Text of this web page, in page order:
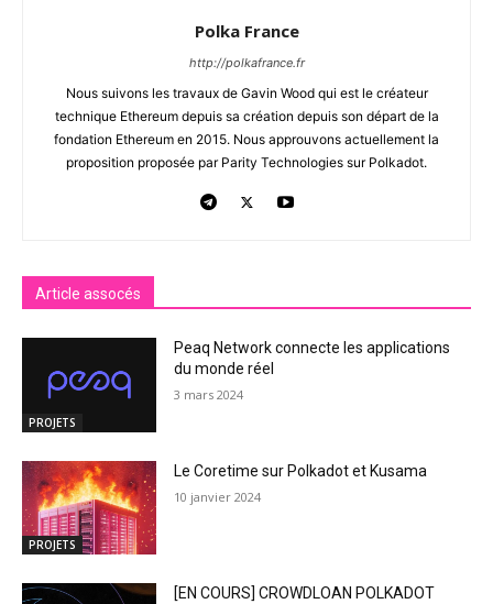
Polka France
http://polkafrance.fr
Nous suivons les travaux de Gavin Wood qui est le créateur
technique Ethereum depuis sa création depuis son départ de la
fondation Ethereum en 2015. Nous approuvons actuellement la
proposition proposée par Parity Technologies sur Polkadot.
Article assocés
PROJETS
Peaq Network connecte les applications
du monde réel
3 mars 2024
PROJETS
Le Coretime sur Polkadot et Kusama
10 janvier 2024
[EN COURS] CROWDLOAN POLKADOT